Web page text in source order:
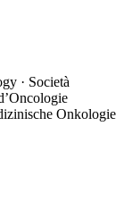
· Società
Onkologie